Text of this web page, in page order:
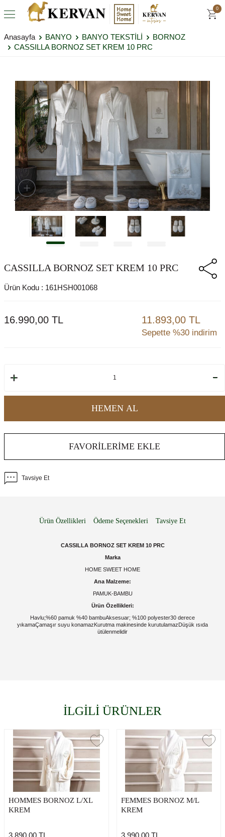
0
Anasayfa BANYO BANYO TEKSTİLİ
BORNOZ
CASSILLA BORNOZ SET KREM 10 PRC
CASSILLA BORNOZ SET KREM 10 PRC
Ürün Kodu : 161HSH001068
16.990,00 TL 11.893,00 TL
Sepette %30 indirim
HEMEN AL
FAVORILERIME EKLE
Tavsiye Et
Ürün Özellikleri Ödeme Seçenekleri Tavsiye Et
CASSILLA BORNOZ SET KREM 10 PRC
Marka
HOME SWEET HOME
Ana Malzeme:
PAMUK-BAMBU
Ürün Özellikleri:
Havlu;%60 pamuk %40 bambuAksesuar; %100 polyester30 derece
yıkamaÇamaşır suyu konamazKurutma makinesinde kurutulamazDüşük ısıda
ütülenmelidir
İLGİLİ ÜRÜNLER
HOMMES BORNOZ L/XL
KREM
3.890,00 TL
FEMMES BORNOZ M/L
KREM
3.990,00TL